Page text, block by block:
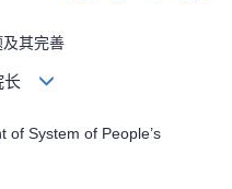
其完善
长
of System of People’s